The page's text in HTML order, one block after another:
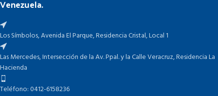
Venezuela.
Los Símbolos, Avenida El Parque, Residencia Cristal, Local 1
Las Mercedes, Intersección de la Av. Ppal. y la Calle Veracruz, Residencia La
Hacienda
Teléfono: 0412-6158236